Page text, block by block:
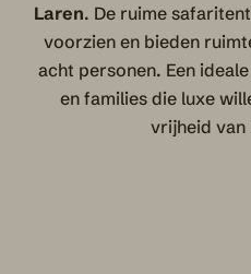
Laren. De ruime
voorzien en bieden
acht personen. Een
en families die luxe
vrijheid van